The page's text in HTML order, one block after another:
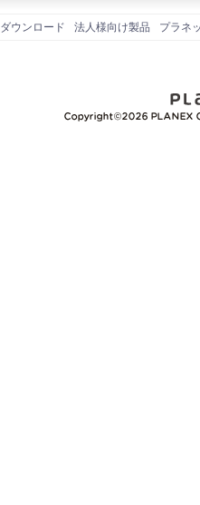
ダウンロード 法人様向け製品 プラネ